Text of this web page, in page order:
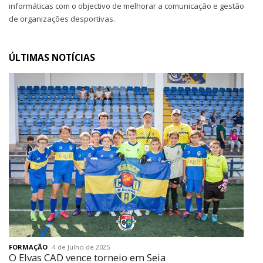
informáticas com o objectivo de melhorar a comunicação e gestão
de organizações desportivas.
ÚLTIMAS NOTÍCIAS
FORMAÇÃO 4 de Julho de 2025
O Elvas CAD vence torneio em Seia